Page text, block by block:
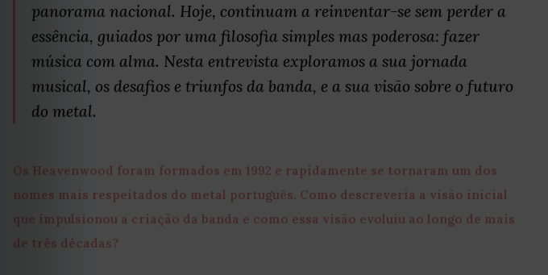
panorama nacional. Hoje, continuam a reinventar-se sem perder a
essência, guiados por uma filosofia simples mas poderosa: fazer
música com alma. Nesta entrevista exploramos a sua jornada
musical, os desafios e triunfos da banda, e a sua visão sobre o futuro
do metal.
Os Heavenwood foram formados em 1992 e rapidamente se tornaram um dos
nomes mais respeitados do metal português. Como descreveria a visão inicial
que impulsionou a criação da banda e como essa visão evoluiu ao longo de mais
de três décadas?